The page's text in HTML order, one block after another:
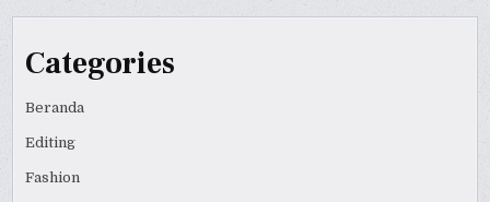
Categories
Beranda
Editing
Fashion